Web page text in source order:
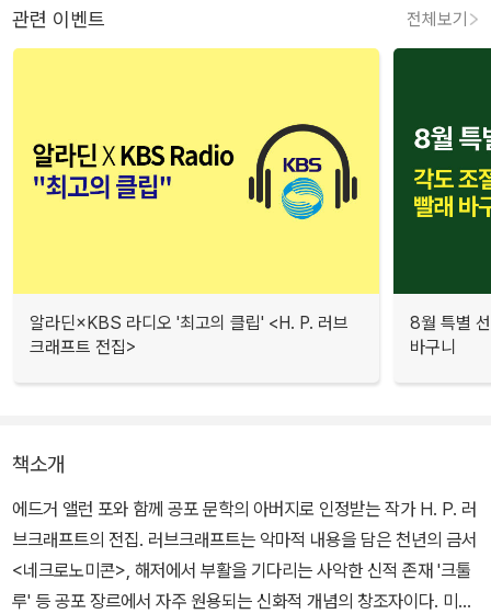
관련 이벤트 전체보기
알라딘×KBS 라디오 '최고의 클립' <H. P. 러브
크래프트 전집>
8월 특별
바구니
책소개
에드거 앨런 포와 함께 공포 문학의 아버지로 인정받는 작가 H. P. 러
브크래프트의 전집. 러브크래프트는 악마적 내용을 담은 천년의 금서
<네크로노미콘>, 해저에서 부활을 기다리는 사악한 신적 존재 '크툴
루' 등 공포 장르에서 자주 원용되는 신화적 개념의 창조자이다. 미지